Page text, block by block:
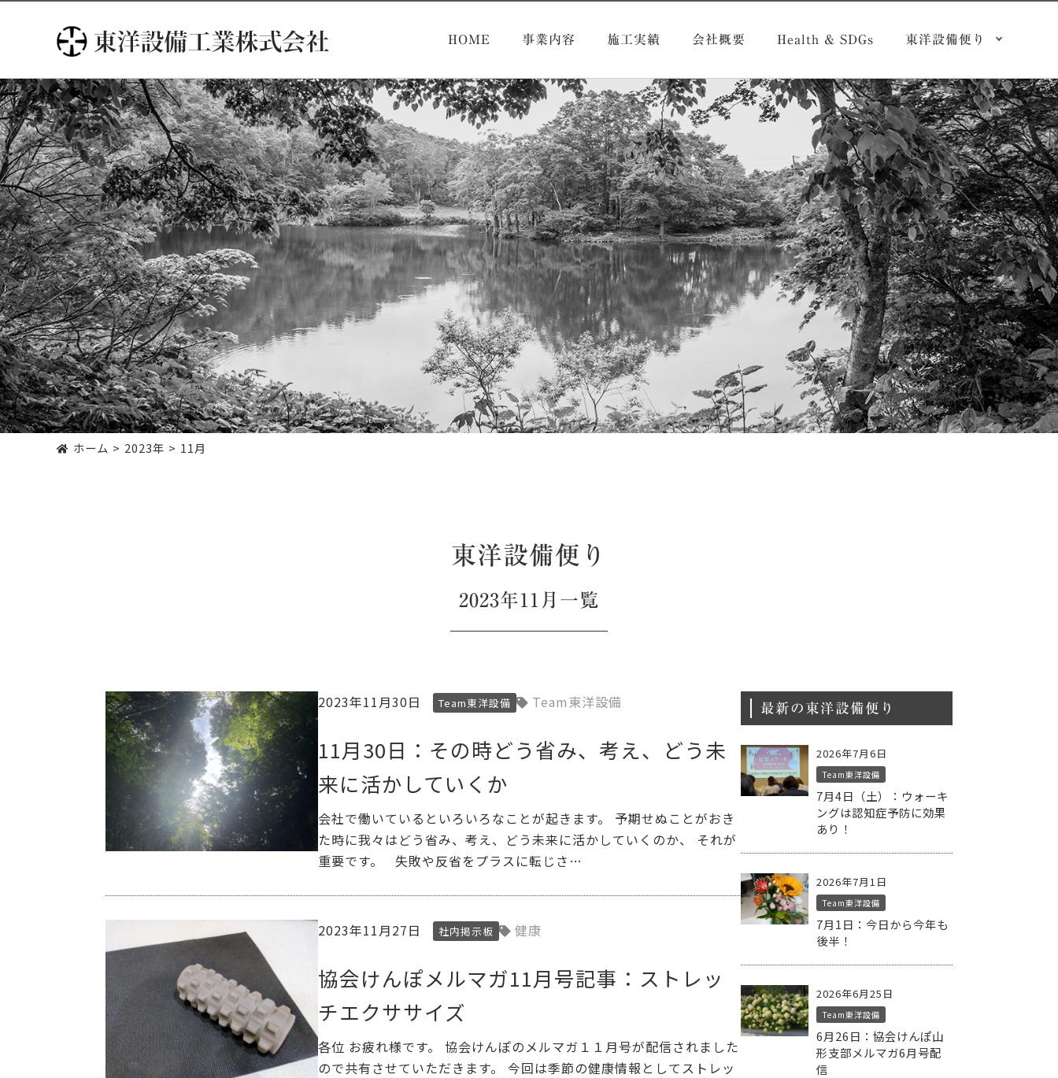
ン
ツ
へ
ス
キ
ッ
プ
HOME 事業内容 施工実績 会社概要 Health & SDGs 東洋設備便り
ホーム 2023年 11月
東洋設備便り
2023年11月一覧
2023年11月30日 Team東洋設備 Team東洋設備
11月30日：その時どう省み、考え、どう未
来に活かしていくか
会社で働いているといろいろなことが起きます。 予期せぬことがおき
た時に我々はどう省み、考え、どう未来に活かしていくのか、 それが
重要です。 失敗や反省をプラスに転じさ…
2023年11月27日 社内掲示板 健康
協会けんぽメルマガ11月号記事：ストレッ
チエクササイズ
各位 お疲れ様です。 協会けんぽのメルマガ１１月号が配信されました
ので共有させていただきます。 今回は季節の健康情報としてストレッ
最新の東洋設備便り
2026年7月6日
Team東洋設備
7月4日（土）：ウォーキ
ングは認知症予防に効果
あり！
2026年7月1日
Team東洋設備
7月1日：今日から今年も
後半！
2026年6月25日
Team東洋設備
6月26日：協会けんぽ山
形支部メルマガ6月号配
信